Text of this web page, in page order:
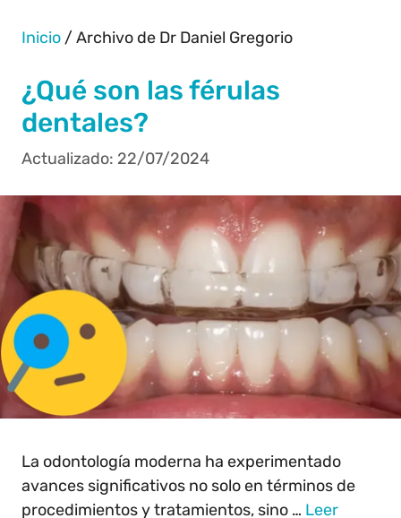
Inicio /Archivo de Dr Daniel Gregorio
¿Qué son las férulas
dentales?
22/07/2024
La odontología moderna ha experimentado
avances significativos no solo en términos de
procedimientos y tratamientos, sino … Leer